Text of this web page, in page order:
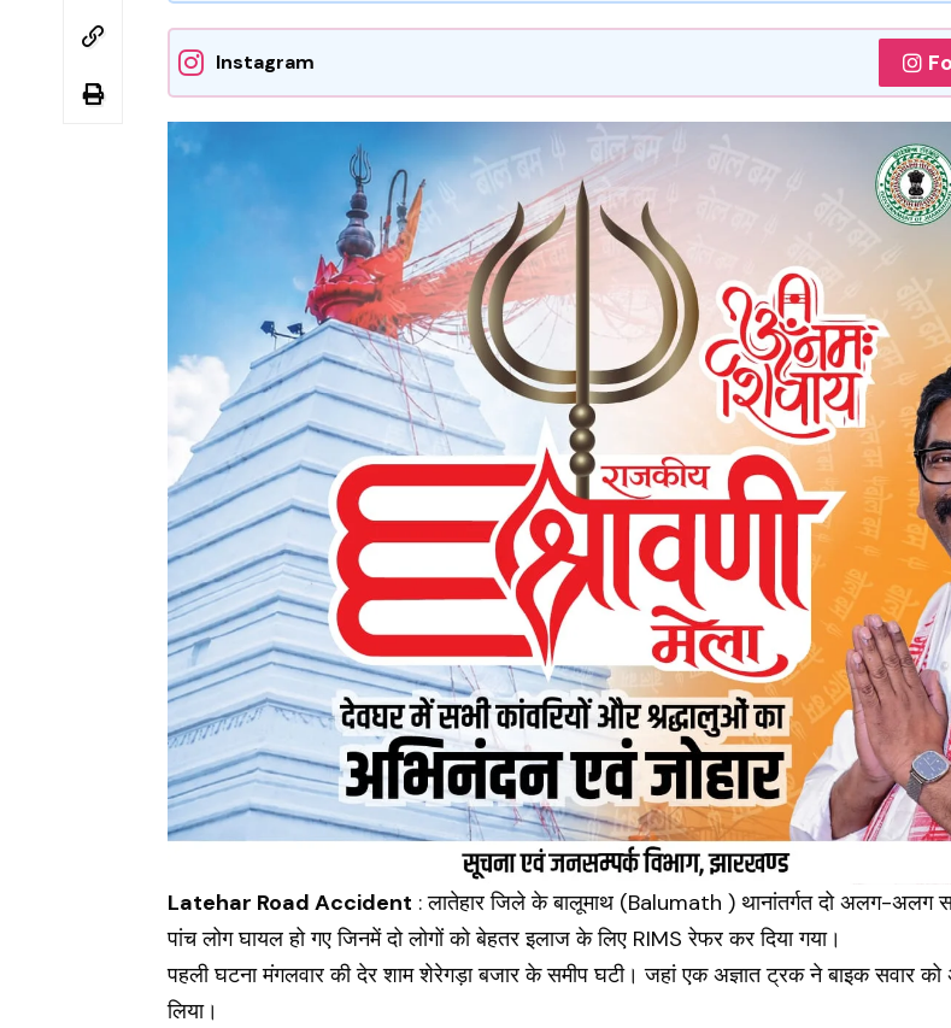
Instagram
Latehar Road Accident : लातेहार जिले के बालूमाथ (Balumath ) थानांतर्गत दो अलग-अलग
पांच लोग घायल हो गए जिनमें दो लोगों को बेहतर इलाज के लिए RIMS रेफर कर दिया गया।
पहली घटना मंगलवार की देर शाम शेरेगड़ा बजार के समीप घटी। जहां एक अज्ञात ट्रक ने बाइक सवार
लिया।